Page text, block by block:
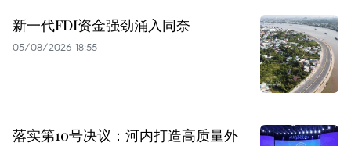
新一代FDI资金强劲涌入同奈
05/08/2026 18:55
落实第10号决议：河内打造高质量外